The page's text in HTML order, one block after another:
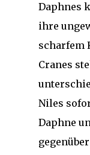
Daphnes
ihre
scharfem
Cranes
Niles
Daphne